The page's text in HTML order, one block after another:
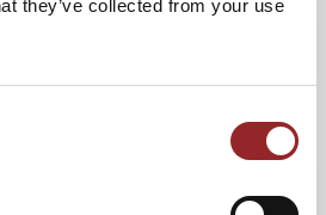
they’ve collected from your use
der Menschen im
Jeannine Tieling
– vom Auszubildenden bis zur